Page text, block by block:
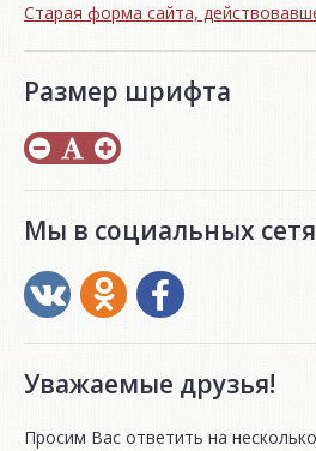
Старая форма сайта,
Размер шрифта
Мы в социальных
Уважаемые друзья!
Просим Вас ответить на